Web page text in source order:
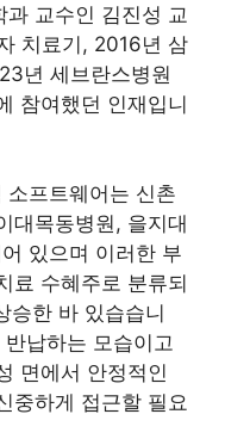
교수인 김진성 교
치료기, 2016년 삼
년 세브란스병원
참여했던 인재입니
소프트웨어는 신촌
대목동병원, 을지대
있으며 이러한 부
료 수혜주로 분류되
승한 바 있습습니
납하는 모습이고
면에서 안정적인
중하게 접근할 필요